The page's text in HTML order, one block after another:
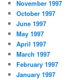
November 1997
October 1997
June 1997
May 1997
April 1997
March 1997
February 1997
January 1997